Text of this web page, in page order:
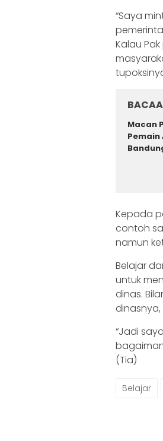
“Saya
Kalau
Macan
Pemain
Kepada
contoh
namun
Belajar
untuk
dinas.
“Jadi
(Tia)
Belajar